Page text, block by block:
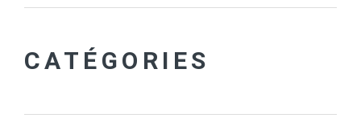
CATÉGORIES